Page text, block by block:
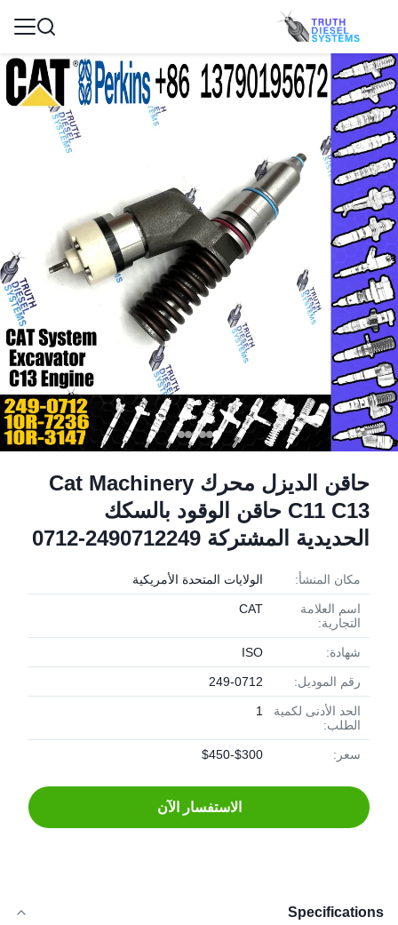
حاقن الديزل محرك Cat Machinery
C11 C13 حاقن الوقود بالسكك
الحديدية المشتركة 2490712249-0712
مكان المنشأ: الولايات المتحدة الأمريكية
اسم العلامة
التجارية:
CAT
شهادة: ISO
رقم الموديل: 249-0712
الحد الأدنى لكمية
الطلب:
1
سعر: $300-$450
الاستفسار الآن
Specifications